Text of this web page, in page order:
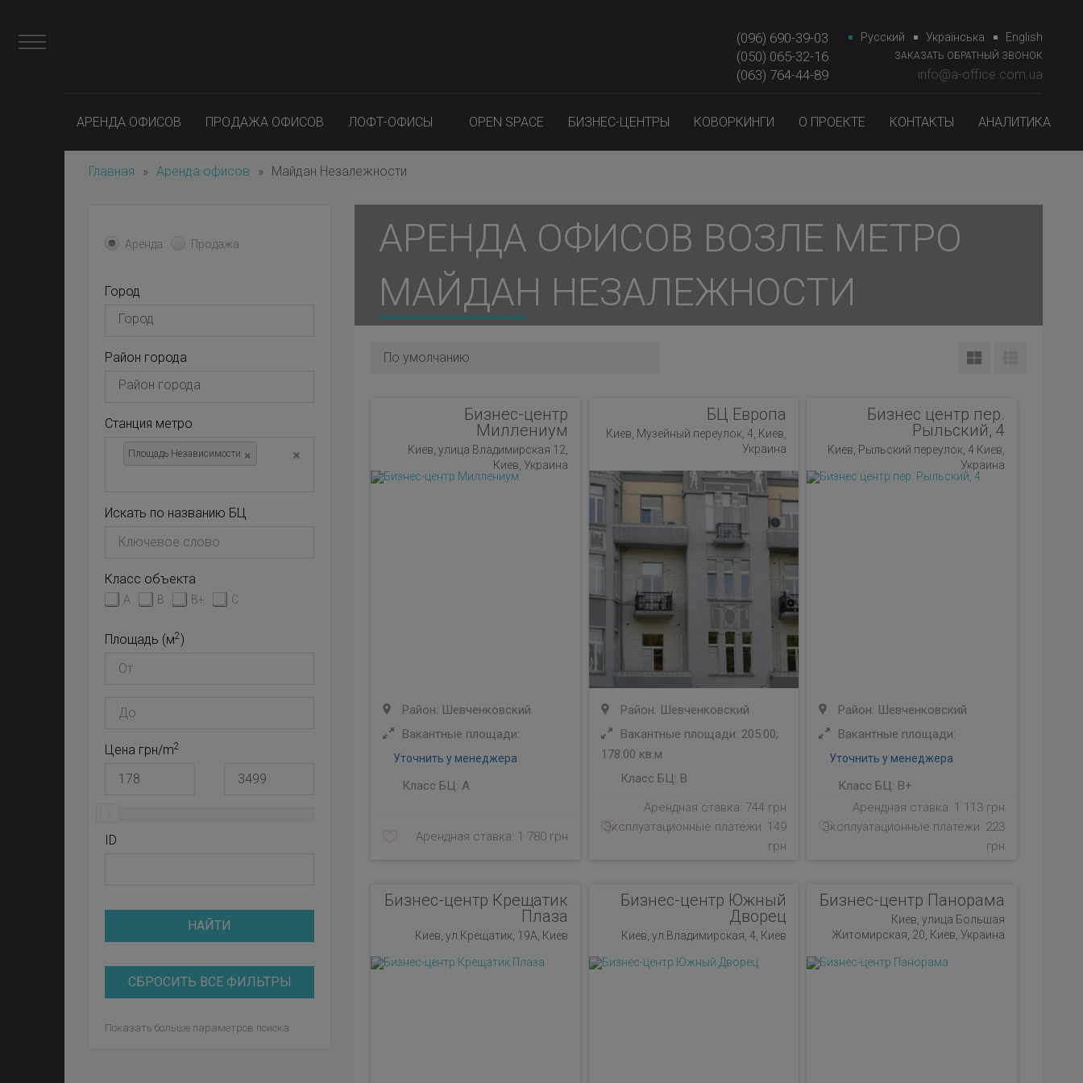
(096) 690-39-03
(050) 065-32-16
(063) 764-44-89‎‎
Русский Українська English
ЗАКАЗАТЬ ОБРАТНЫЙ ЗВОНОК
info@a-office.com.ua
АРЕНДА ОФИСОВ ПРОДАЖА ОФИСОВ ЛОФТ-ОФИСЫ OPEN SPACE БИЗНЕС-ЦЕНТРЫ КОВОРКИНГИ О ПРОЕКТЕ КОНТАКТЫ АНАЛИТИКА
Главная » Аренда офисов » Майдан Незалежности
Аренда Продажа
Город
Район города
Станция метро
×
×
Площадь Независимости
Искать по названию БЦ
Класс объекта
A B B+ C
Площадь (м2)
Цена грн/m2
ID
НАЙТИ
СБРОСИТЬ ВСЕ ФИЛЬТРЫ
Показать больше параметров поиска
АРЕНДА ОФИСОВ ВОЗЛЕ МЕТРО
МАЙДАН НЕЗАЛЕЖНОСТИ
Бизнес-центр
Миллениум
Киев, улица Владимирская 12,
Киев, Украина
Район: Шевченковский
Вакантные площади:
Уточнить у менеджера
Класс БЦ: A
Арендная ставка: 1 780 грн
БЦ Европа
Киев, Музейный переулок, 4, Киев,
Украина
Район: Шевченковский
Вакантные площади: 205.00;
178.00 кв.м
Класс БЦ: B
Арендная ставка: 744 грн
Эксплуатационные платежи: 149
грн
Бизнес центр пер.
Рыльский, 4
Киев, Рыльский переулок, 4 Киев,
Украина
Район: Шевченковский
Вакантные площади:
Уточнить у менеджера
Класс БЦ: B+
Арендная ставка: 1 113 грн
Эксплуатационные платежи: 223
грн
Бизнес-центр Крещатик
Плаза
Киев, ул.Крещатик, 19А, Киев
Бизнес-центр Южный
Дворец
Киев, ул.Владимирская, 4, Киев
Бизнес-центр Панорама
Киев, улица Большая
Житомирская, 20, Киев, Украина